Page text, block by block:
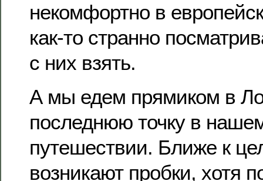
некомфортно в
как-то странно
с них взять.
А мы едем прямиком в
последнюю точку в
путешествии. Ближе к
возникают пробки, хотя